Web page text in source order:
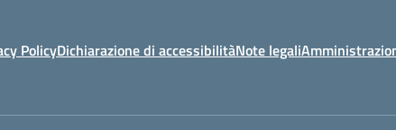
PolicyDichiarazione di accessibilitàNote legali